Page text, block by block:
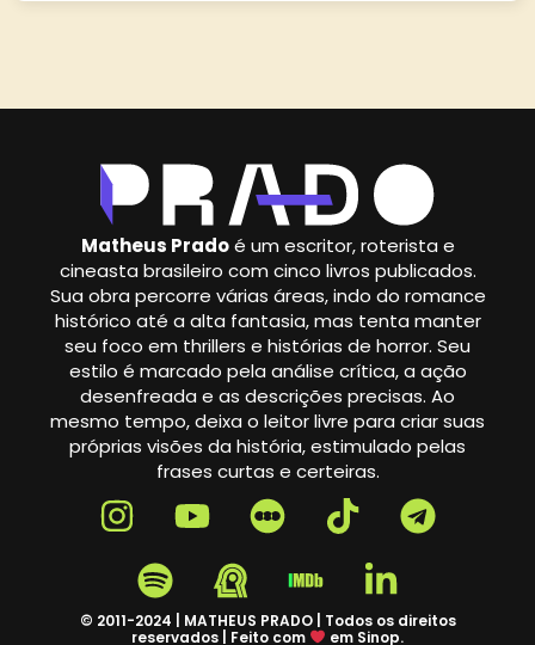
Matheus Pradoé um escritor, roterista e
cineasta brasileiro com cinco livros publicados.
Sua obra percorre várias áreas, indo do romance
histórico até a alta fantasia, mas tenta manter
seu foco em thrillers e histórias de horror. Seu
estilo é marcado pela análise crítica, a ação
desenfreada e as descrições precisas. Ao
mesmo tempo, deixa o leitor livre para criar suas
próprias visões da história, estimulado pelas
frases curtas e certeiras.
© 2011-2024 | MATHEUS PRADO | Todos os direitos
reservados | Feito com
em Sinop.